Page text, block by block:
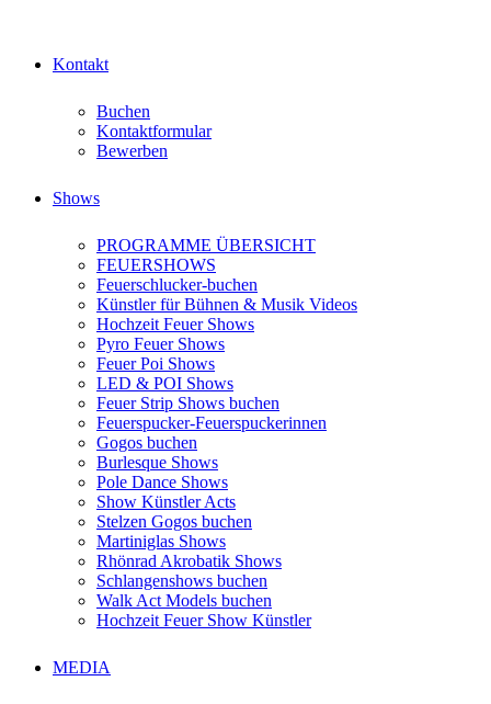
Kontakt
Buchen
Kontaktformular
Bewerben
Shows
PROGRAMME ÜBERSICHT
FEUERSHOWS
Feuerschlucker-buchen
Künstler für Bühnen & Musik Videos
Hochzeit Feuer Shows
Pyro Feuer Shows
Feuer Poi Shows
LED & POI Shows
Feuer Strip Shows buchen
Feuerspucker-Feuerspuckerinnen
Gogos buchen
Burlesque Shows
Pole Dance Shows
Show Künstler Acts
Stelzen Gogos buchen
Martiniglas Shows
Rhönrad Akrobatik Shows
Schlangenshows buchen
Walk Act Models buchen
Hochzeit Feuer Show Künstler
MEDIA